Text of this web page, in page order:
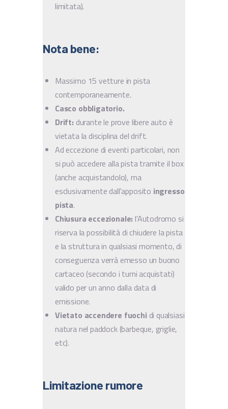
limitata).
Nota bene:
Massimo 15 vetture in pista
contemporaneamente.
Casco obbligatorio.
Drift: durante le prove libere auto è
vietata la disciplina del drift.
Ad eccezione di eventi particolari, non
si può accedere alla pista tramite il box
(anche acquistandolo), ma
esclusivamente dall'apposito ingresso
pista.
Chiusura eccezionale: l'Autodromo si
riserva la possibilità di chiudere la pista
e la struttura in qualsiasi momento, di
conseguenza verrà emesso un buono
cartaceo (secondo i turni acquistati)
valido per un anno dalla data di
emissione.
Vietato accendere fuochi di qualsiasi
natura nel paddock (barbeque, griglie,
etc).
Limitazione rumore